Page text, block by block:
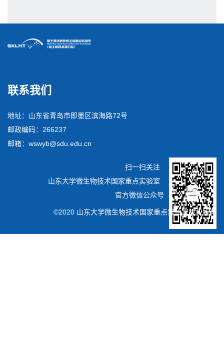
联系我们
地址：山东省青岛市即墨区滨海路72号
邮政编码：266237
邮箱：wswyb@sdu.edu.cn
扫一扫关注
山东大学微生物技术国家重点实验室
官方微信公众号
©2020 山东大学微生物技术国家重点实验室版权所有